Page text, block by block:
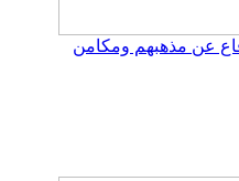
عن مذهبهم ومكامن